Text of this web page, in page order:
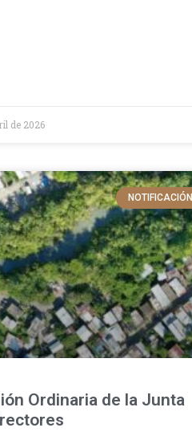
de 2026
NOTIFICACIÓN
Ordinaria de la Junta